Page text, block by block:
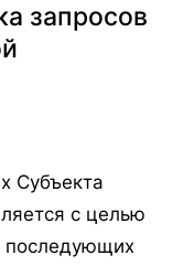
запросов
Субъекта
с целью
последующих